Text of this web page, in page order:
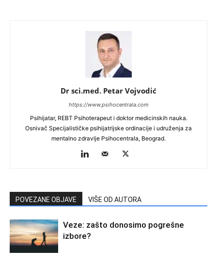
Dr sci.med. Petar Vojvodić
https://www.psihocentrala.com
Psihijatar, REBT Psihoterapeut i doktor medicinskih nauka.
Osnivač Specijalističke psihijatrijske ordinacije i udruženja za
mentalno zdravlje Psihocentrala, Beograd.
POVEZANE OBJAVE VIŠE OD AUTORA
Veze: zašto donosimo pogrešne
izbore?